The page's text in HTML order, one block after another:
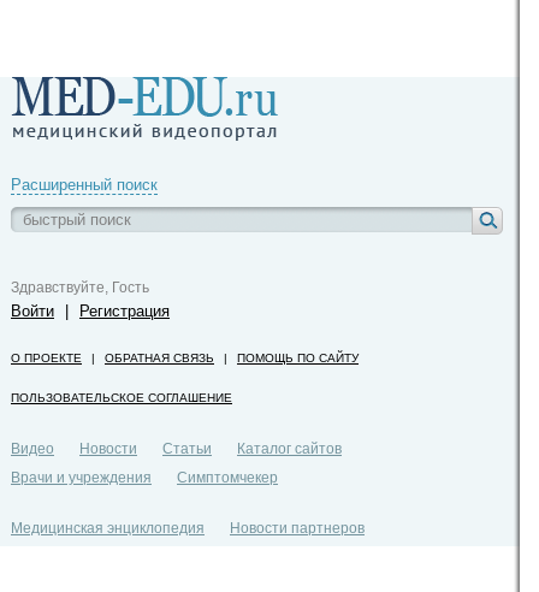
Расширенный поиск
Здравствуйте, Гость
Войти Регистрация
О ПРОЕКТЕ | ОБРАТНАЯ СВЯЗЬ | ПОМОЩЬ ПО САЙТУ
ПОЛЬЗОВАТЕЛЬСКОЕ СОГЛАШЕНИЕ
Видео Новости Статьи
Каталог сайтов
Врачи и учреждения
Симптомчекер
Медицинская энциклопедия
Новости партнеров